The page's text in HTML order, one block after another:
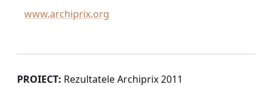
www.archiprix.org
PROIECT: Rezultatele Archiprix 2011